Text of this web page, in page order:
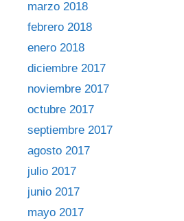
marzo 2018
febrero 2018
enero 2018
diciembre 2017
noviembre 2017
octubre 2017
septiembre 2017
agosto 2017
julio 2017
junio 2017
mayo 2017